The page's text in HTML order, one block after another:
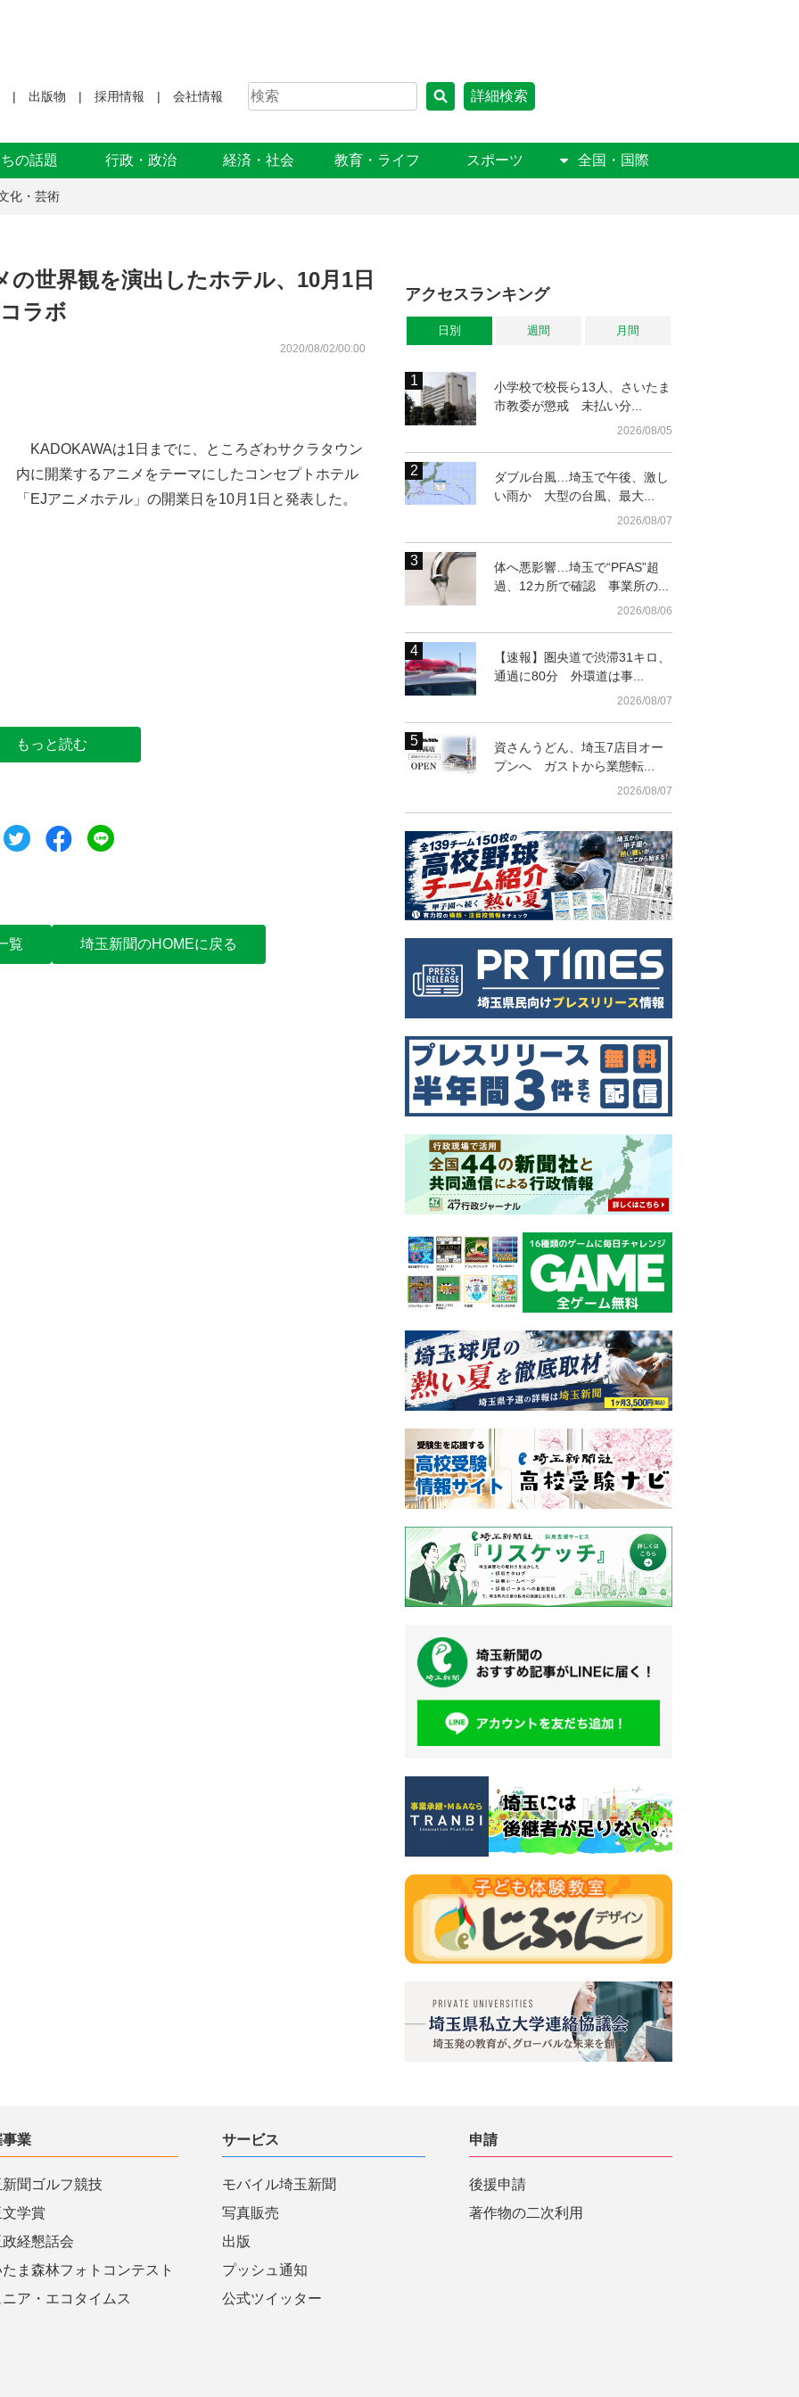
出版物 採用情報 会社情報 詳細検索
ちの話題 行政・政治 経済・社会 教育・ライフ スポーツ 全国・国際
化・芸術
世界観を演出したホテル、10月1日
ラボ
2020/08/02/00:00
KADOKAWAは1日までに、ところざわサクラタウン
内に開業するアニメをテーマにしたコンセプトホテル
「EJアニメホテル」の開業日を10月1日と発表した。
もっと読む
ツイートシェア
覧 埼玉新聞のHOMEに戻る
アクセスランキング
日別 週間 月間
小学校で校長ら13人、さいたま
市教委が懲戒 未払い分...
2026/08/05
ダブル台風…埼玉で午後、激し
い雨か 大型の台風、最大...
2026/08/07
体へ悪影響…埼玉で“PFAS”超
過、12カ所で確認 事業所の...
2026/08/06
【速報】圏央道で渋滞31キロ、
通過に80分 外環道は事...
2026/08/07
資さんうどん、埼玉7店目オー
プンへ ガストから業態転...
2026/08/07
事業
聞ゴルフ競技
学賞
経懇話会
たま森林フォトコンテスト
ニア・エコタイムス
サービス
モバイル埼玉新聞
写真販売
出版
プッシュ通知
公式ツイッター
申請
後援申請
著作物の二次利用